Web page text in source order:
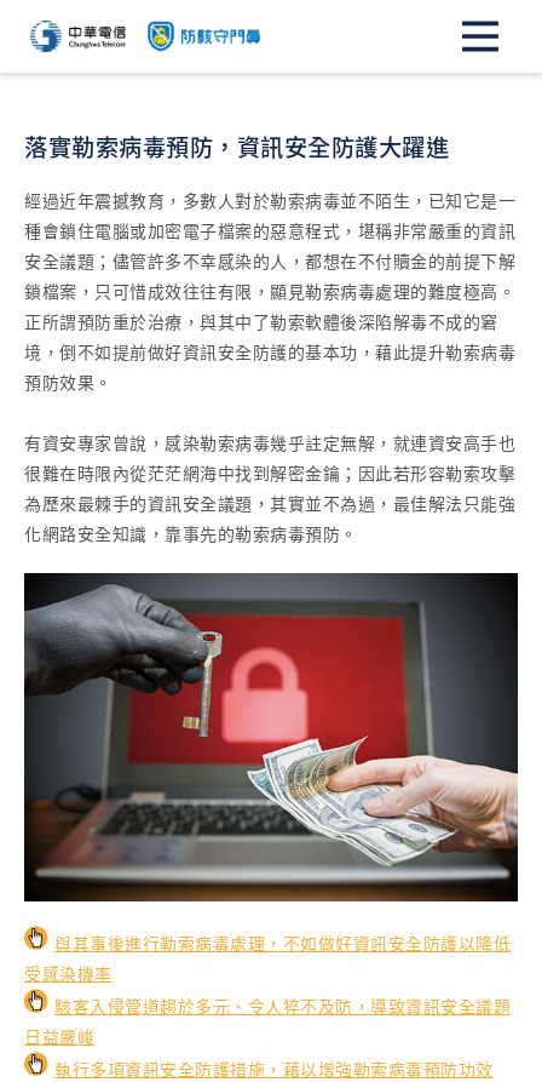
落實勒索病毒預防，資訊安全防護大躍進
經過近年震撼教育，多數人對於勒索病毒並不陌生，已知它是一
種會鎖住電腦或加密電子檔案的惡意程式，堪稱非常嚴重的資訊
安全議題；儘管許多不幸感染的人，都想在不付贖金的前提下解
鎖檔案，只可惜成效往往有限，顯見勒索病毒處理的難度極高。
正所謂預防重於治療，與其中了勒索軟體後深陷解毒不成的窘
境，倒不如提前做好資訊安全防護的基本功，藉此提升勒索病毒
預防效果。
有資安專家曾說，感染勒索病毒幾乎註定無解，就連資安高手也
很難在時限內從茫茫網海中找到解密金鑰；因此若形容勒索攻擊
為歷來最棘手的資訊安全議題，其實並不為過，最佳解法只能強
化網路安全知識，靠事先的勒索病毒預防。
與其事後進行勒索病毒處理，不如做好資訊安全防護以降低
受感染機率
駭客入侵管道趨於多元、令人猝不及防，導致資訊安全議題
日益嚴峻
執行多項資訊安全防護措施，藉以增強勒索病毒預防功效